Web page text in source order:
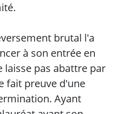
brutal l'a
à son entrée en
laisse pas abattre par
fait preuve d'une
Ayant